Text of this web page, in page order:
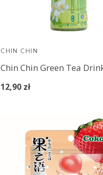
CHIN CHIN
12,90 zł